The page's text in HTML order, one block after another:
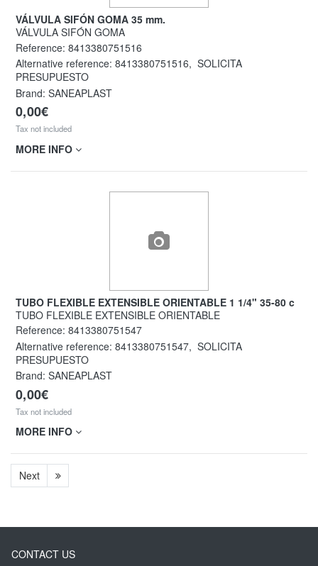
VÁLVULA SIFÓN GOMA 35 mm.
VÁLVULA SIFÓN GOMA
Reference: 8413380751516
Alternative reference: 8413380751516, SOLICITA
PRESUPUESTO
Brand: SANEAPLAST
0,00€
Tax not included
MORE INFO
TUBO FLEXIBLE EXTENSIBLE ORIENTABLE 1 1/4" 35-80 c
TUBO FLEXIBLE EXTENSIBLE ORIENTABLE
Reference: 8413380751547
Alternative reference: 8413380751547, SOLICITA
PRESUPUESTO
Brand: SANEAPLAST
0,00€
Tax not included
MORE INFO
Next
CONTACT US